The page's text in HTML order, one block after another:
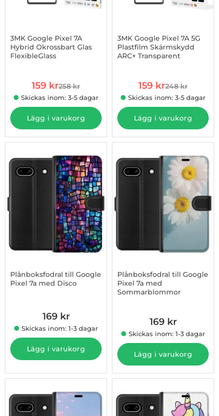
3MK Google Pixel 7A
Hybrid Okrossbart Glas
FlexibleGlass
rea pris
159 krtidigare pris
258 kr
Skickas inom: 3-5 dagar
Lägg i varukorg
3MK Google Pixel 7A 5G
Plastfilm Skärmskydd
ARC+ Transparent
rea pris
159 krtidigare pris
248 kr
Skickas inom: 3-5 dagar
Lägg i varukorg
Plånboksfodral till Google
Pixel 7a med Disco
169 kr
Skickas inom: 1-3 dagar
Lägg i varukorg
Plånboksfodral till Google
Pixel 7a med
Sommarblommor
169 kr
Skickas inom: 1-3 dagar
Lägg i varukorg